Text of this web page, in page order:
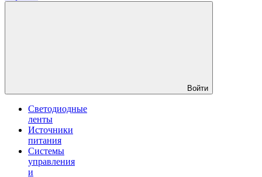
Войти
Светодиодные
ленты
Источники
питания
Системы
управления
и